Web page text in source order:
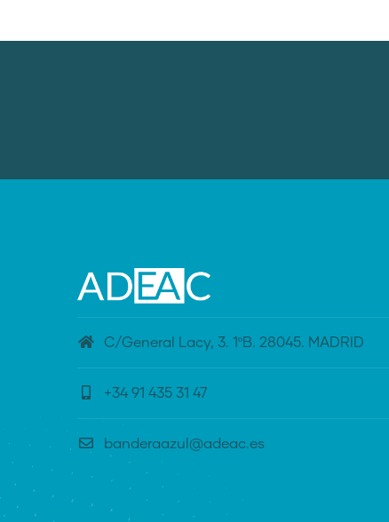
C/General Lacy, 3. 1ºB. 28045. MADRID
+34 91 435 31 47
banderaazul@adeac.es